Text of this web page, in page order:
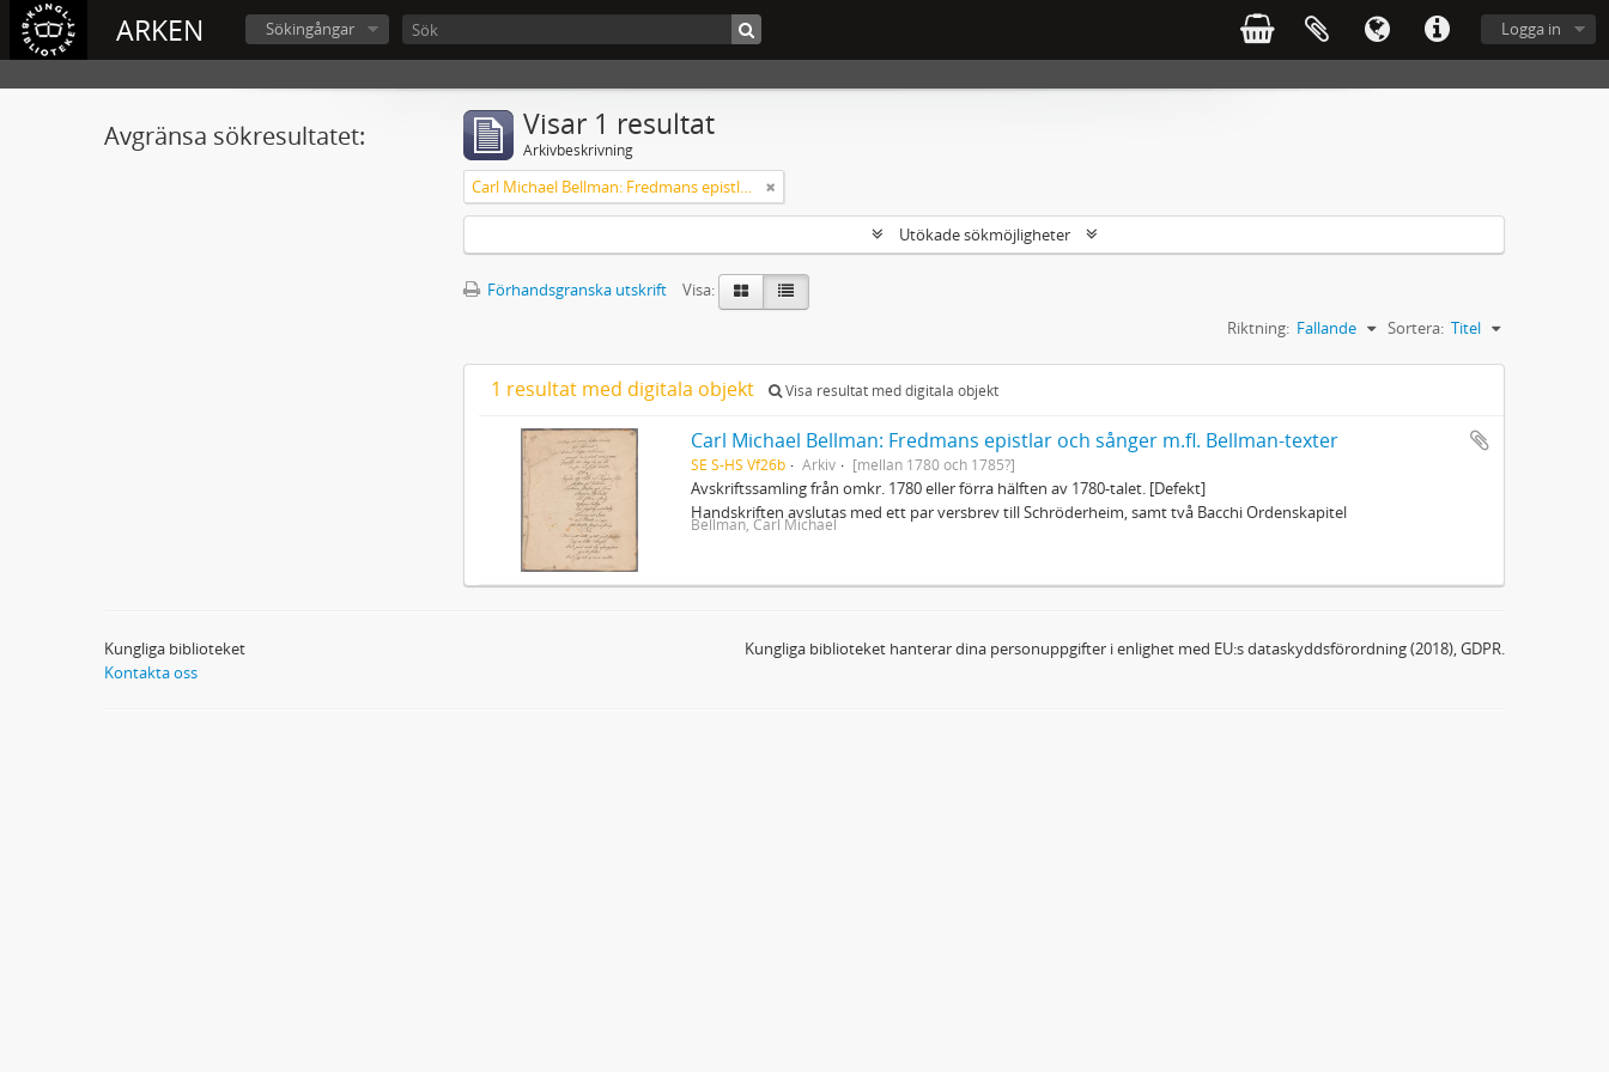
ARKEN Logga in
Sökingångar
Avgränsa sökresultatet: Visar 1 resultat
Arkivbeskrivning
Carl Michael Bellman: Fredmans epistlar och sånger m.fl. Bellman-texter
Utökade sökmöjligheter
Förhandsgranska utskrift
Visa:
Sortera: Titel
Riktning: Fallande
1 resultat med digitala objekt Visa resultat med digitala objekt
Carl Michael Bellman: Fredmans epistlar och sånger m.fl. Bellman-texter
SE S-HS Vf26b Arkiv [mellan 1780 och 1785?]
Avskriftssamling från omkr. 1780 eller förra hälften av 1780-talet. [Defekt]
Handskriften avslutas med ett par versbrev till Schröderheim, samt två Bacchi Ordenskapitel
Bellman, Carl Michael
Kungliga biblioteket
Kontakta oss
Kungliga biblioteket hanterar dina personuppgifter i enlighet med EU:s dataskyddsförordning (2018), GDPR.